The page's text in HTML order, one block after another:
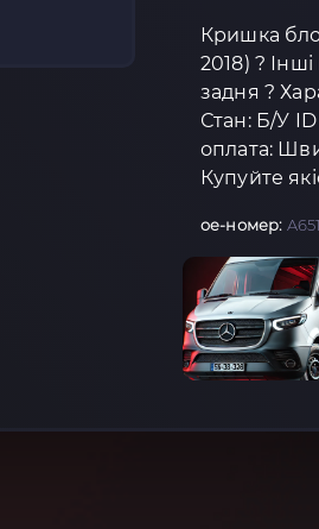
Кришка
2018) ?
задня ?
Стан: Б/У ID
оплата:
Купуйте
oe-номер: